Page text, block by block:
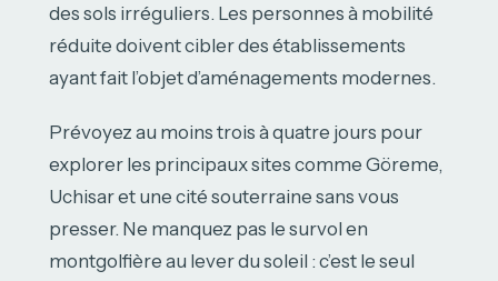
des sols irréguliers. Les personnes à mobilité
réduite doivent cibler des établissements
ayant fait l’objet d’aménagements modernes.
Prévoyez au moins trois à quatre jours pour
explorer les principaux sites comme Göreme,
Uchisar et une cité souterraine sans vous
presser. Ne manquez pas le survol en
montgolfière au lever du soleil : c’est le seul